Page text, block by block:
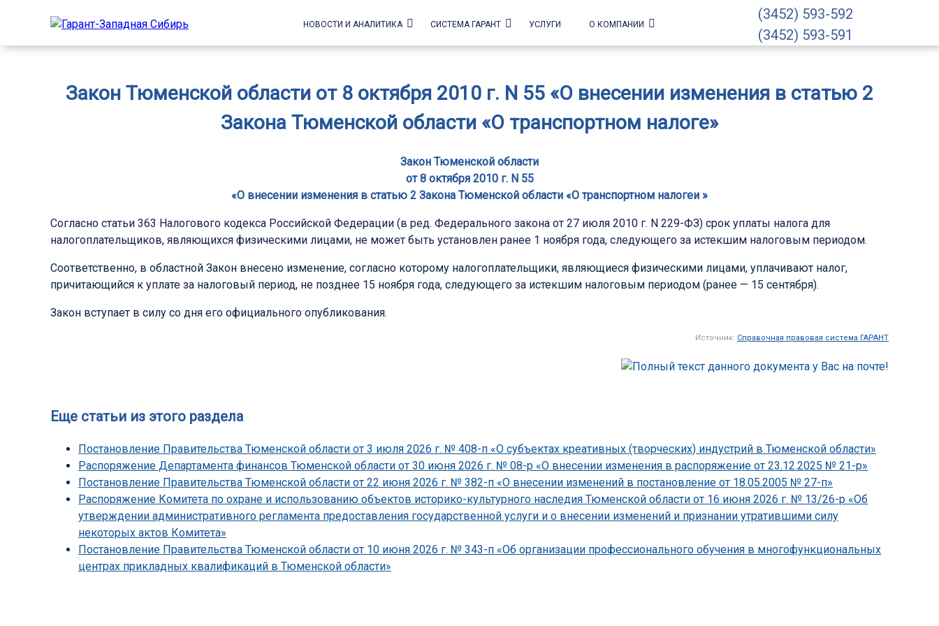
НОВОСТИ И АНАЛИТИКА СИСТЕМА ГАРАНТ УСЛУГИ О КОМПАНИИ
(3452) 593-592
(3452) 593-591
Закон Тюменской области от 8 октября 2010 г. N 55 «О внесении изменения в статью 2
Закона Тюменской области «О транспортном налоге»
Закон Тюменской области
от 8 октября 2010 г. N 55
«О внесении изменения в статью 2 Закона Тюменской области «О транспортном налогеи »
Согласно статьи 363 Налогового кодекса Российской Федерации (в ред. Федерального закона от 27 июля 2010 г. N 229-ФЗ) срок уплаты налога для
налогоплательщиков, являющихся физическими лицами, не может быть установлен ранее 1 ноября года, следующего за истекшим налоговым периодом.
Соответственно, в областной Закон внесено изменение, согласно которому налогоплательщики, являющиеся физическими лицами, уплачивают налог,
причитающийся к уплате за налоговый период, не позднее 15 ноября года, следующего за истекшим налоговым периодом (ранее — 15 сентября).
Закон вступает в силу со дня его официального опубликования.
Источник: Справочная правовая система ГАРАНТ
Еще статьи из этого раздела
Постановление Правительства Тюменской области от 3 июля 2026 г. № 408-п «О субъектах креативных (творческих) индустрий в Тюменской области»
Распоряжение Департамента финансов Тюменской области от 30 июня 2026 г. № 08-р «О внесении изменения в распоряжение от 23.12.2025 № 21-р»
Постановление Правительства Тюменской области от 22 июня 2026 г. № 382-п «О внесении изменений в постановление от 18.05.2005 № 27-п»
Распоряжение Комитета по охране и использованию объектов историко-культурного наследия Тюменской области от 16 июня 2026 г. № 13/26-р «Об
утверждении административного регламента предоставления государственной услуги и о внесении изменений и признании утратившими силу
некоторых актов Комитета»
Постановление Правительства Тюменской области от 10 июня 2026 г. № 343-п «Об организации профессионального обучения в многофункциональных
центрах прикладных квалификаций в Тюменской области»